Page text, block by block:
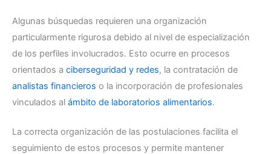
Algunas búsquedas requieren una organización
particularmente rigurosa debido al nivel de especialización
de los perfiles involucrados. Esto ocurre en procesos
orientados a ciberseguridad y redes, la contratación de
analistas financieros o la incorporación de profesionales
vinculados al ámbito de laboratorios alimentarios.
La correcta organización de las postulaciones facilita el
seguimiento de estos procesos y permite mantener